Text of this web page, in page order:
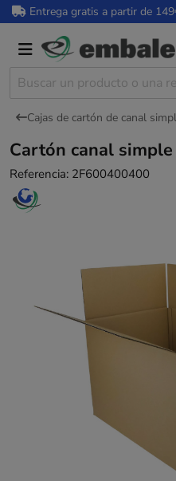
Entrega gratis a partir de
Cajas de cartón de canal
Cartón canal
Referencia: 2F600400400